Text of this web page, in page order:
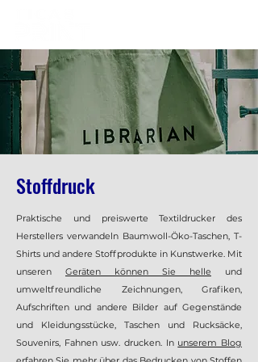
Stoffdruck
Praktische und preiswerte Textildrucker des
Herstellers verwandeln Baumwoll-Öko-Taschen, T-
Shirts und andere Stoffprodukte in Kunstwerke. Mit
unseren Geräten können Sie helle und
umweltfreundliche Zeichnungen, Grafiken,
Aufschriften und andere Bilder auf Gegenstände
und Kleidungsstücke, Taschen und Rucksäcke,
Souvenirs, Fahnen usw. drucken. In unserem Blog